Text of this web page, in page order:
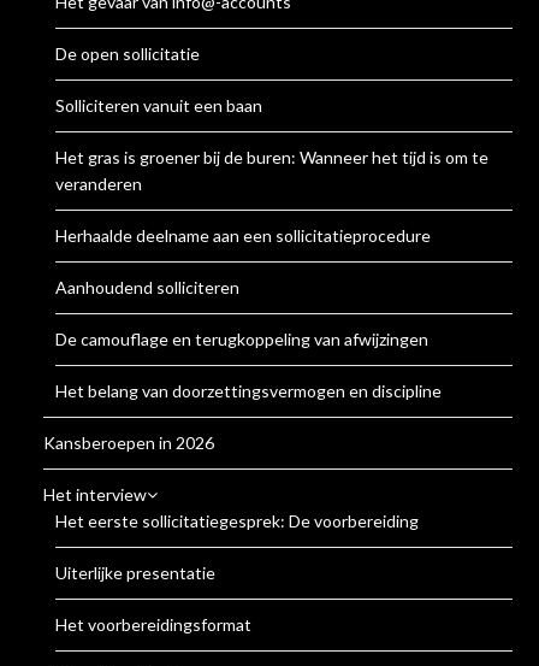
De open sollicitatie
Solliciteren vanuit een baan
Het gras is groener bij de buren: Wanneer het tijd is om te
veranderen
Herhaalde deelname aan een sollicitatieprocedure
Aanhoudend solliciteren
De camouflage en terugkoppeling van afwijzingen
Het belang van doorzettingsvermogen en discipline
Kansberoepen in 2026
Het interview
Het eerste sollicitatiegesprek: De voorbereiding
Uiterlijke presentatie
Het voorbereidingsformat